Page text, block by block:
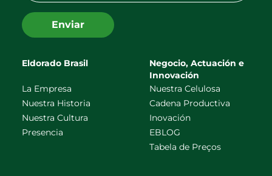
Enviar
Eldorado Brasil
La Empresa
Nuestra Historia
Nuestra Cultura
Presencia
Negocio, Actuación e
Innovación
Nuestra Celulosa
Cadena Productiva
Inovación
EBLOG
Tabela de Preços